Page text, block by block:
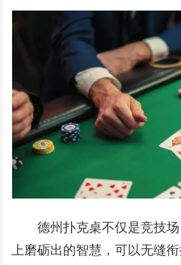
德州扑克桌不仅是竞技
上磨砺出的智慧，可以无缝衔